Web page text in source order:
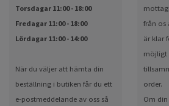
Torsdagar 11:00 - 18:00
Fredagar 11:00 - 18:00
Lördagar 11:00 - 14:00
När du väljer att hämta din
beställning i butiken får du ett
e-postmeddelande av oss så
från os
är klar
möjligt
order.
Om